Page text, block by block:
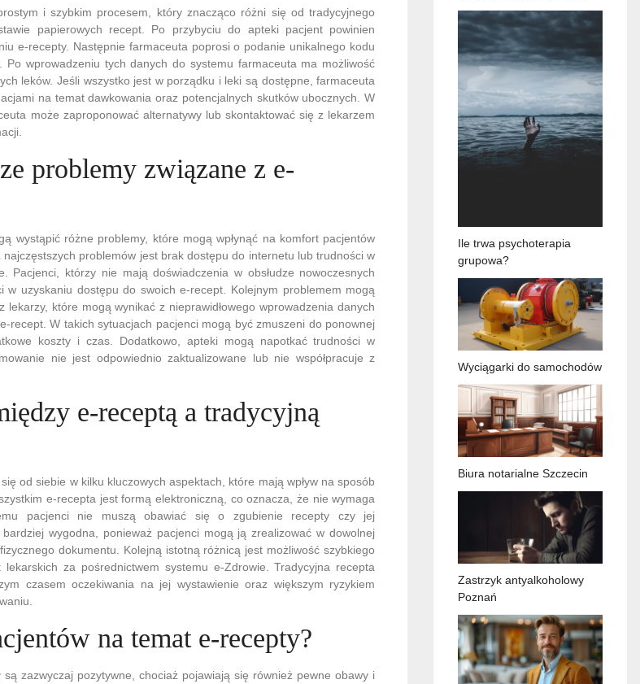
i szybkim procesem, który znacząco różni się od tradycyjnego
papierowych recept. Po przybyciu do apteki pacjent powinien
e-recepty. Następnie farmaceuta poprosi o podanie unikalnego kodu
Po wprowadzeniu tych danych do systemu farmaceuta ma możliwość
leków. Jeśli wszystko jest w porządku i leki są dostępne, farmaceuta
na temat dawkowania oraz potencjalnych skutków ubocznych. W
może zaproponować alternatywy lub skontaktować się z lekarzem
problemy związane z e-
wystąpić różne problemy, które mogą wpłynąć na komfort pacjentów
problemów jest brak dostępu do internetu lub trudności w
Pacjenci, którzy nie mają doświadczenia w obsłudze nowoczesnych
w uzyskaniu dostępu do swoich e-recept. Kolejnym problemem mogą
lekarzy, które mogą wynikać z nieprawidłowego wprowadzenia danych
recept. W takich sytuacjach pacjenci mogą być zmuszeni do ponownej
koszty i czas. Dodatkowo, apteki mogą napotkać trudności w
nie jest odpowiednio zaktualizowane lub nie współpracuje z
e-receptą a tradycyjną
od siebie w kilku kluczowych aspektach, które mają wpływ na sposób
e-recepta jest formą elektroniczną, co oznacza, że nie wymaga
pacjenci nie muszą obawiać się o zgubienie recepty czy jej
wygodna, ponieważ pacjenci mogą ją zrealizować w dowolnej
dokumentu. Kolejną istotną różnicą jest możliwość szybkiego
za pośrednictwem systemu e-Zdrowie. Tradycyjna recepta
czasem oczekiwania na jej wystawienie oraz większym ryzykiem
na temat e-recepty?
zazwyczaj pozytywne, chociaż pojawiają się również pewne obawy i
Ile trwa psychoterapia
grupowa?
Wyciągarki do samochodów
Biura notarialne Szczecin
Zastrzyk antyalkoholowy
Poznań